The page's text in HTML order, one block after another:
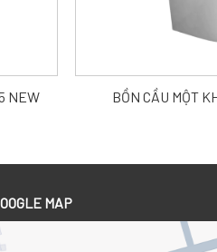
NEW BỒN CẦU MỘT
MAP